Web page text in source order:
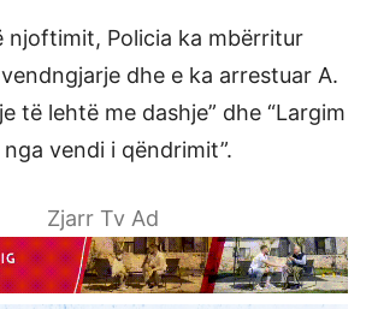
njoftimit, Policia ka mbërritur
dhe e ka arrestuar A.
të lehtë me dashje” dhe “Largim
vendi i qëndrimit”.
Zjarr Tv Ad